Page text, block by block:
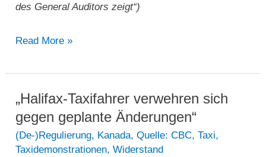
schuldig
haben“
des General Auditors zeigt“)
„TTC
im
vergangenen
Jahr
geschätzte
61
Read More »
„Halifax-Taxifahrer verwehren sich
gegen geplante Änderungen“
(De-)Regulierung, Kanada,Quelle: CBC,Taxi,
Taxidemonstrationen,Widerstand